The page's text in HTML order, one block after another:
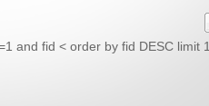
and fid < order by fid DESC limit 1